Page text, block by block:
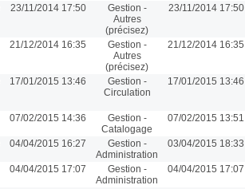
23/11/2014 17:50
Gestion -
Autres
(précisez)
23/11/2014 17:50
21/12/2014 16:35
Gestion -
Autres
(précisez)
21/12/2014 16:35
17/01/2015 13:46
Gestion -
Circulation
17/01/2015 13:46
07/02/2015 14:36
Gestion -
Catalogage
07/02/2015 13:51
04/04/2015 16:27
Gestion -
Administration
03/04/2015 18:33
04/04/2015 17:07
Gestion -
Administration
04/04/2015 17:07